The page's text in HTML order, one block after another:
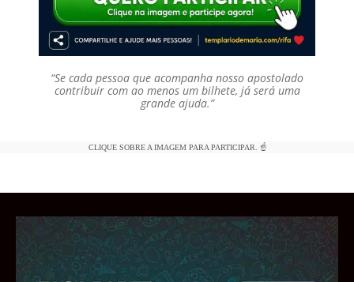
“Se cada pessoa que acompanha nosso apostolado
contribuir com ao menos um bilhete, já será uma
grande ajuda.”
CLIQUE SOBRE A IMAGEM PARA PARTICIPAR. ☝️